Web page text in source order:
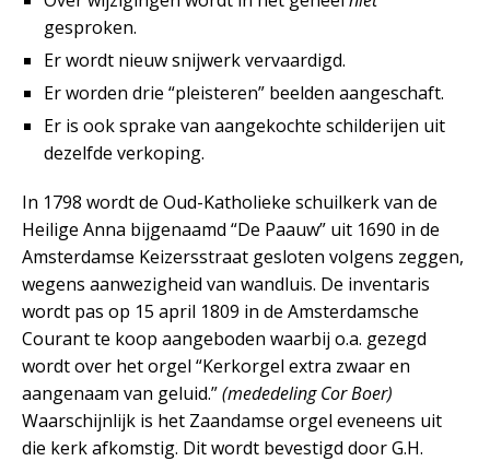
gesproken.
Er wordt nieuw snijwerk vervaardigd.
Er worden drie “pleisteren” beelden aangeschaft.
Er is ook sprake van aangekochte schilderijen uit
dezelfde verkoping.
In 1798 wordt de Oud-Katholieke schuilkerk van de
Heilige Anna bijgenaamd “De Paauw” uit 1690 in de
Amsterdamse Keizersstraat gesloten volgens zeggen,
wegens aanwezigheid van wandluis. De inventaris
wordt pas op 15 april 1809 in de Amsterdamsche
Courant te koop aangeboden waarbij o.a. gezegd
wordt over het orgel “Kerkorgel extra zwaar en
aangenaam van geluid.”(mededeling Cor Boer)
Waarschijnlijk is het Zaandamse orgel eveneens uit
die kerk afkomstig. Dit wordt bevestigd door G.H.